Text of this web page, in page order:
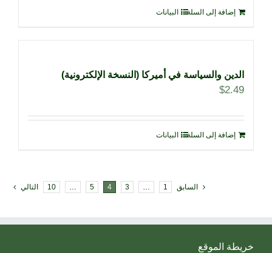
إضافة إلى السلة البيانات
الدين والسياسة في أميركا (النسخة الإلكترونية)
$2.49
إضافة إلى السلة البيانات
السابق 1
…
3
4
5
…
10 التالي
خريطة الموقع